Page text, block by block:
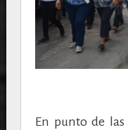
En punto de